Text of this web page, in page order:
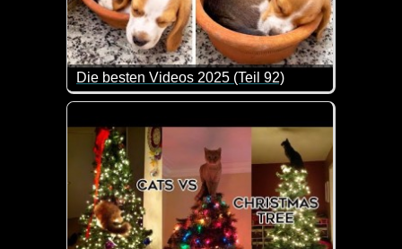
Die besten Videos 2025 (Teil 92)
Eine tolle Zusammenstellung von lustigen